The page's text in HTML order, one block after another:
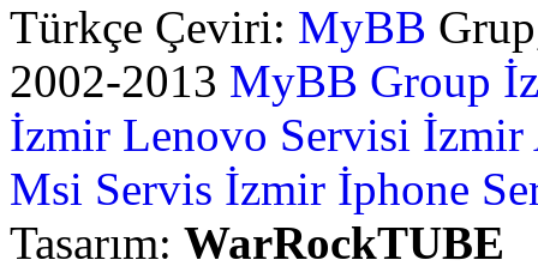
Türkçe Çeviri: MyBB
2002-2013 MyBB Group
İzmir Lenovo Servisi İzmir
Msi Servis İzmir İphone
Tasarım: WarRockTUBE